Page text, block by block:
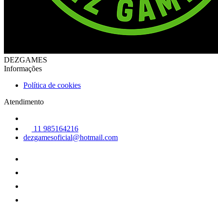
DEZGAMES
Informações
Política de cookies
Atendimento
11 985164216
dezgamesoficial@hotmail.com